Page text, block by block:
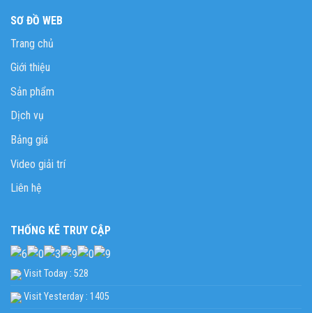
SƠ ĐỒ WEB
Trang chủ
Giới thiệu
Sản phẩm
Dịch vụ
Bảng giá
Video giải trí
Liên hệ
THỐNG KÊ TRUY CẬP
Visit Today : 528
Visit Yesterday : 1405